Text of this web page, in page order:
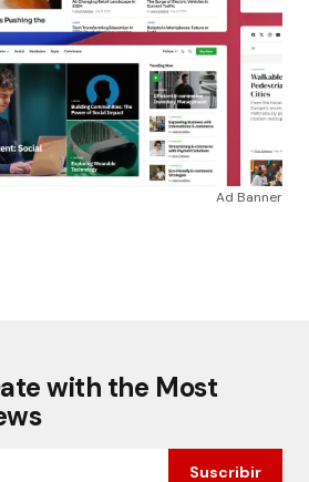
Ad Banner
with the Most
Suscribir